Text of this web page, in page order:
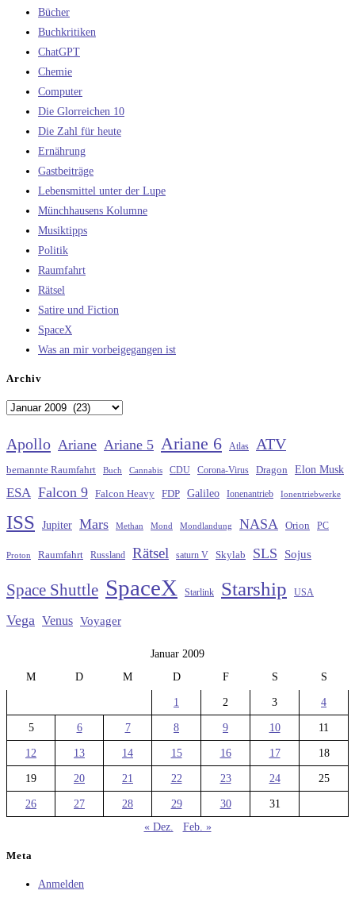
Bücher
Buchkritiken
ChatGPT
Chemie
Computer
Die Glorreichen 10
Die Zahl für heute
Ernährung
Gastbeiträge
Lebensmittel unter der Lupe
Münchhausens Kolumne
Musiktipps
Politik
Raumfahrt
Rätsel
Satire und Fiction
SpaceX
Was an mir vorbeigegangen ist
Archiv
Archiv
Apollo Ariane Ariane 5 Ariane 6 Atlas ATV
bemannte Raumfahrt Buch Cannabis CDU Corona-Virus Dragon Elon Musk
ESA Falcon 9 Falcon Heavy FDP Galileo Ionenantrieb Ionentriebwerke
ISS Jupiter Mars Methan Mond Mondlandung NASA Orion PC
Proton Raumfahrt Russland Rätsel saturn V Skylab SLS Sojus
Space Shuttle SpaceX Starlink Starship USA
Vega Venus Voyager
Januar 2009
M
D M D F S S
1 2 3 4
5 6 7 8 9 10 11
12 13 14 15 16 17 18
19 20 21 22 23 24 25
26 27 28 29 30
31
« Dez.
Feb. »
Meta
Anmelden